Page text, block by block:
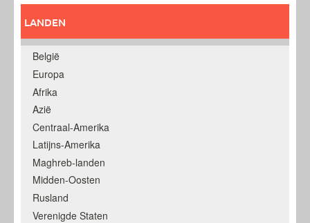
LANDEN
België
Europa
Afrika
Azië
Centraal-Amerika
Latijns-Amerika
Maghreb-landen
Midden-Oosten
Rusland
Verenigde Staten